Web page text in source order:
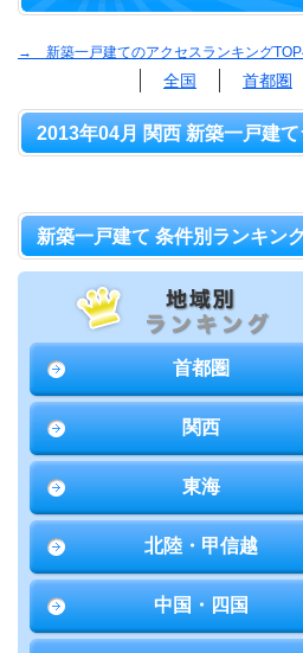
→ 新築一戸建てのアクセスランキング
全国 首都圏
2013年04月 関西 新築一戸建
新築一戸建て 条件別ランキン
首都圏
関西
東海
北陸・甲信越
中国・四国